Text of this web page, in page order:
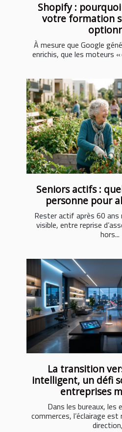
Shopify :
votre formation
À mesure que Google
enrichis, que les moteurs
Seniors actifs :
personne pour
Rester actif après 60 ans
visible, entre reprise
hors...
La transition
intelligent, un défi
entreprises
Dans les bureaux,
commerces, l’éclairage